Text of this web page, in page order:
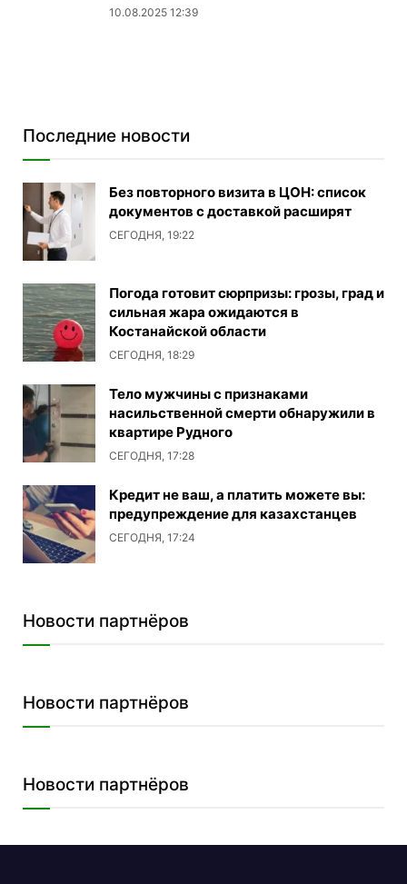
10.08.2025 12:39
Последние новости
Без повторного визита в ЦОН: список
документов с доставкой расширят
СЕГОДНЯ, 19:22
Погода готовит сюрпризы: грозы, град и
сильная жара ожидаются в
Костанайской области
СЕГОДНЯ, 18:29
Тело мужчины с признаками
насильственной смерти обнаружили в
квартире Рудного
СЕГОДНЯ, 17:28
Кредит не ваш, а платить можете вы:
предупреждение для казахстанцев
СЕГОДНЯ, 17:24
Новости партнёров
Новости партнёров
Новости партнёров